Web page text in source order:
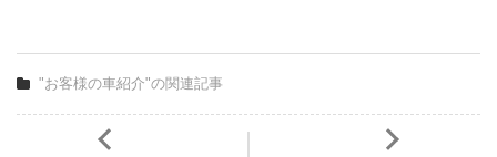
"お客様の車紹介"の関連記事